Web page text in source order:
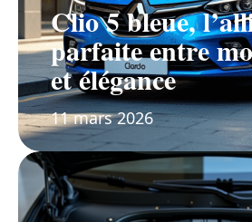
Clio 5 bleue,
parfaite entre
et élégance
11 mars 2026